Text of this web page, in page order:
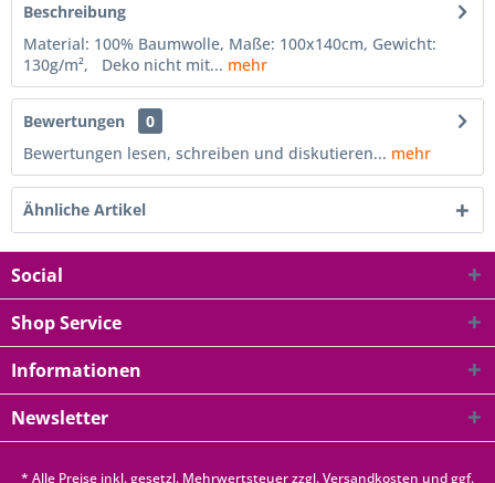
Beschreibung
Material: 100% Baumwolle, Maße: 100x140cm, Gewicht:
130g/m², Deko nicht mit... mehr
Bewertungen
0
Bewertungen lesen, schreiben und diskutieren... mehr
Ähnliche Artikel
Social
Shop Service
Informationen
Newsletter
* Alle Preise inkl. gesetzl. Mehrwertsteuer zzgl.Versandkosten und ggf.